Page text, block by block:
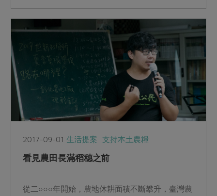
2017-09-01生活提案 支持本土農糧
看見農田長滿稻穗之前
從二○○○年開始，農地休耕面積不斷攀升，臺灣農